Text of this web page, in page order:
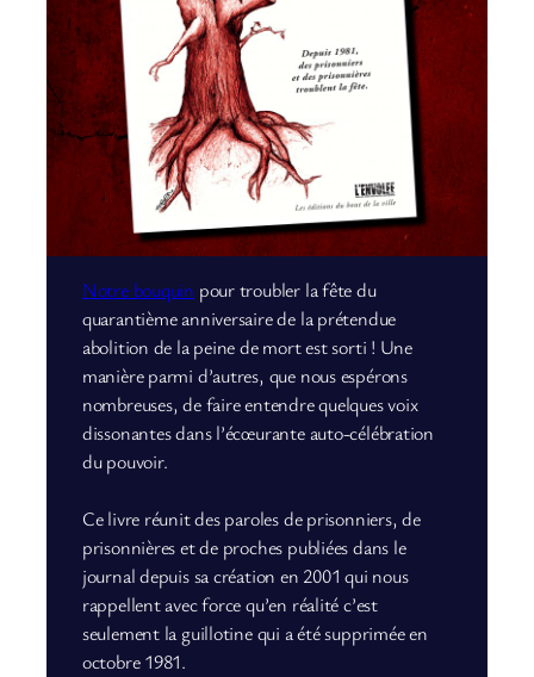
Notre bouquin pour troubler la fête du
quarantième anniversaire de la prétendue
abolition de la peine de mort est sorti ! Une
manière parmi d’autres, que nous espérons
nombreuses, de faire entendre quelques voix
dissonantes dans l’écœurante auto-célébration
du pouvoir.
Ce livre réunit des paroles de prisonniers, de
prisonnières et de proches publiées dans le
journal depuis sa création en 2001 qui nous
rappellent avec force qu’en réalité c’est
seulement la guillotine qui a été supprimée en
octobre 1981.